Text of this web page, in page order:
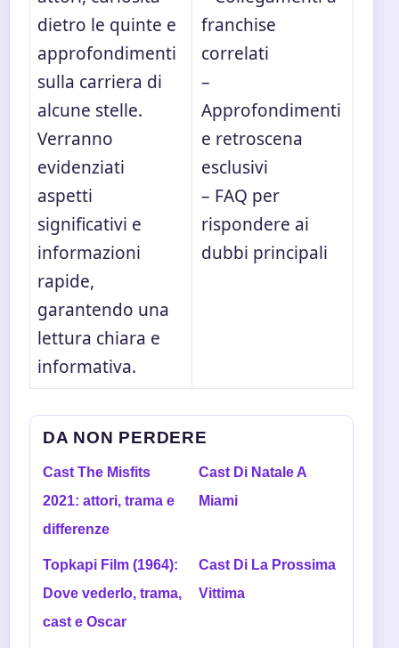
dietro le quinte e
approfondimenti
sulla carriera di
alcune stelle.
Verranno
evidenziati
aspetti
significativi e
informazioni
rapide,
garantendo una
lettura chiara e
informativa.
franchise
correlati
–
Approfondimenti
e retroscena
esclusivi
– FAQ per
rispondere ai
dubbi principali
DA NON PERDERE
Cast The Misfits
2021: attori, trama e
differenze
Cast Di Natale A
Miami
Topkapi Film (1964):
Dove vederlo, trama,
cast e Oscar
Cast Di La Prossima
Vittima